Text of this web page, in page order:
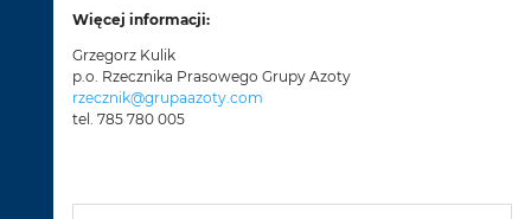
Więcej informacji:
Grzegorz Kulik
p.o. Rzecznika Prasowego Grupy Azoty
rzecznik@grupaazoty.com
tel. 785 780 005